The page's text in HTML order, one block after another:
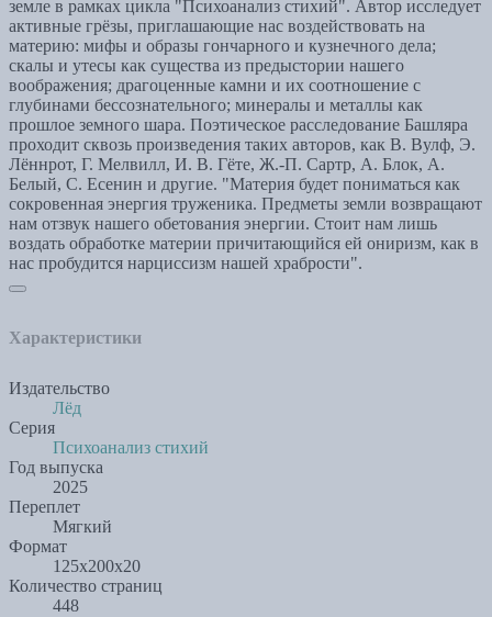
земле в рамках цикла "Психоанализ стихий". Автор исследует
активные грёзы, приглашающие нас воздействовать на
материю: мифы и образы гончарного и кузнечного дела;
скалы и утесы как существа из предыстории нашего
воображения; драгоценные камни и их соотношение с
глубинами бессознательного; минералы и металлы как
прошлое земного шара. Поэтическое расследование Башляра
проходит сквозь произведения таких авторов, как В. Вулф, Э.
Лённрот, Г. Мелвилл, И. В. Гёте, Ж.-П. Сартр, А. Блок, А.
Белый, С. Есенин и другие. "Материя будет пониматься как
сокровенная энергия труженика. Предметы земли возвращают
нам отзвук нашего обетования энергии. Стоит нам лишь
воздать обработке материи причитающийся ей ониризм, как в
нас пробудится нарциссизм нашей храбрости".
Характеристики
Издательство
Лёд
Серия
Психоанализ стихий
Год выпуска
2025
Переплет
Мягкий
Формат
125х200x20
Количество страниц
448